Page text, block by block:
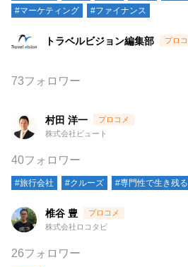
#マーケティング
#ファイナンス
トラベルビジョン編集部
73フォロワー
村田 洋一
株式会社ビュート
40フォロワー
#旅行会社 #クルーズ #専門性で生き残る
椎谷 豊
株式会社ロコタビ
26フォロワー